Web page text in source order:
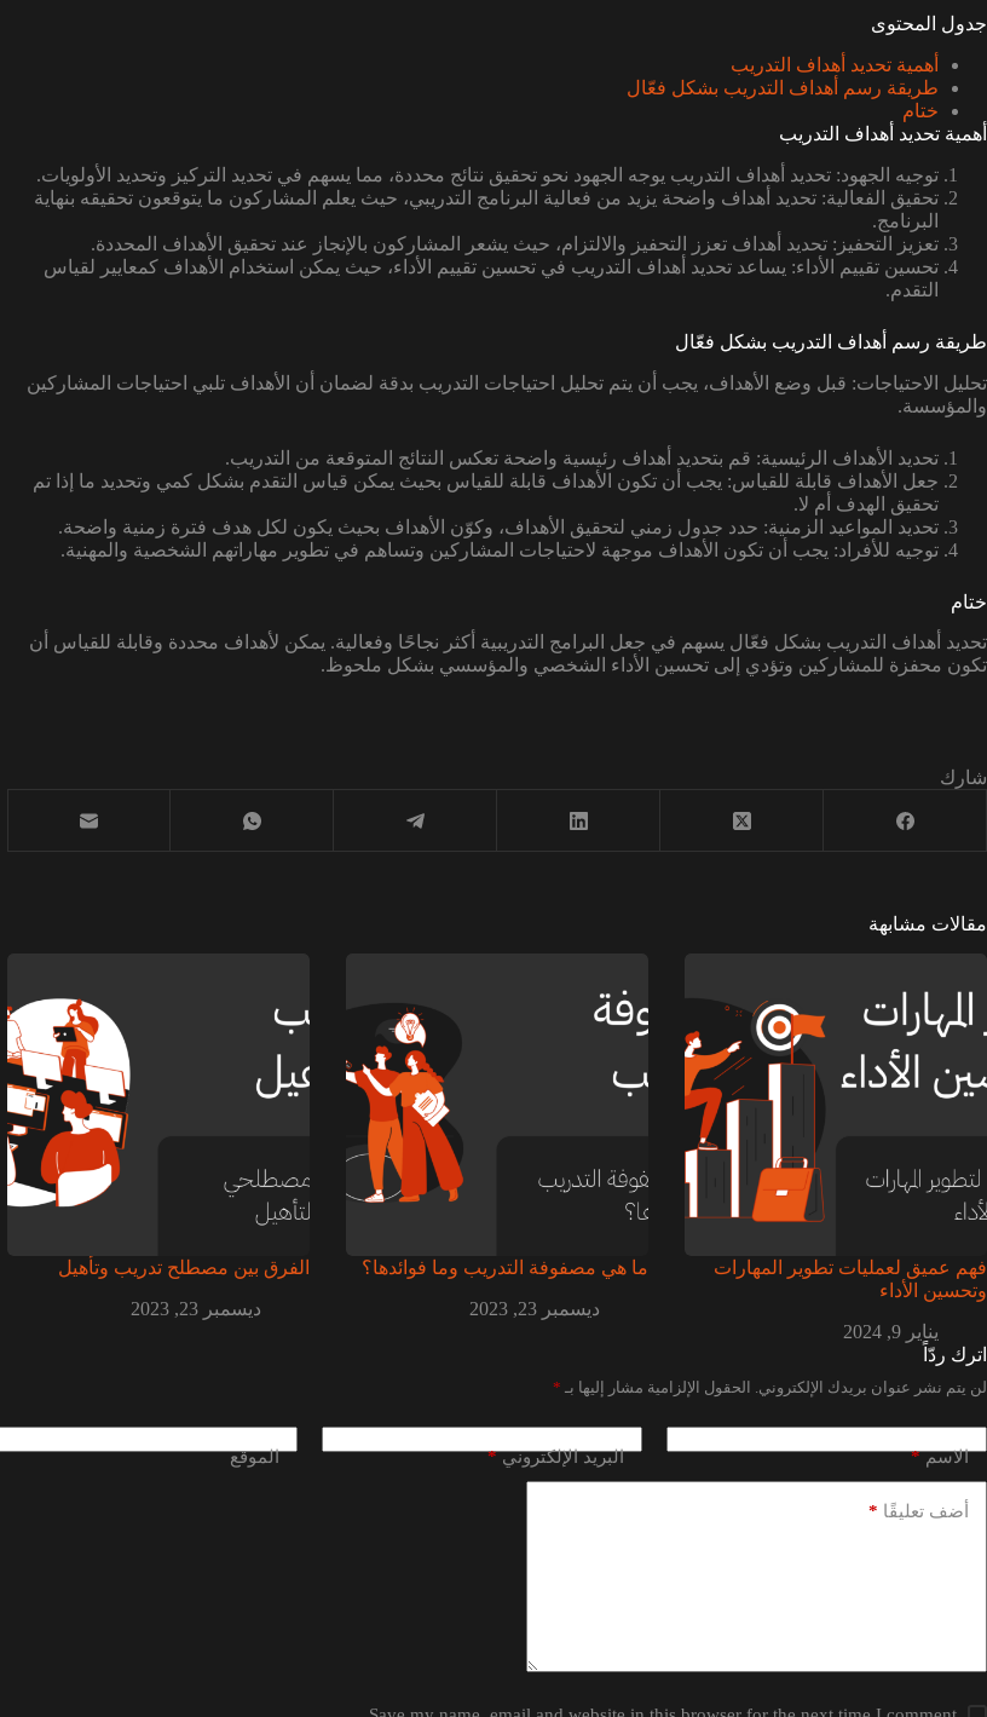
جدول المحتوى
أهمية تحديد أهداف التدريب
طريقة رسم أهداف التدريب بشكل فعّال
ختام
أهمية تحديد أهداف التدريب
توجيه الجهود: تحديد أهداف التدريب يوجه الجهود نحو تحقيق نتائج محددة، مما يسهم في تحديد التركيز وتحديد الأولويات.
تحقيق الفعالية: تحديد أهداف واضحة يزيد من فعالية البرنامج التدريبي، حيث يعلم المشاركون ما يتوقعون تحقيقه بنهاية
البرنامج.
تعزيز التحفيز: تحديد أهداف تعزز التحفيز والالتزام، حيث يشعر المشاركون بالإنجاز عند تحقيق الأهداف المحددة.
تحسين تقييم الأداء: يساعد تحديد أهداف التدريب في تحسين تقييم الأداء، حيث يمكن استخدام الأهداف كمعايير لقياس
التقدم.
طريقة رسم أهداف التدريب بشكل فعّال
تحليل الاحتياجات: قبل وضع الأهداف، يجب أن يتم تحليل احتياجات التدريب بدقة لضمان أن الأهداف تلبي احتياجات المشاركين
والمؤسسة.
تحديد الأهداف الرئيسية: قم بتحديد أهداف رئيسية واضحة تعكس النتائج المتوقعة من التدريب.
جعل الأهداف قابلة للقياس: يجب أن تكون الأهداف قابلة للقياس بحيث يمكن قياس التقدم بشكل كمي وتحديد ما إذا تم
تحقيق الهدف أم لا.
تحديد المواعيد الزمنية: حدد جدول زمني لتحقيق الأهداف، وكوّن الأهداف بحيث يكون لكل هدف فترة زمنية واضحة.
توجيه للأفراد: يجب أن تكون الأهداف موجهة لاحتياجات المشاركين وتساهم في تطوير مهاراتهم الشخصية والمهنية.
ختام
تحديد أهداف التدريب بشكل فعّال يسهم في جعل البرامج التدريبية أكثر نجاحًا وفعالية. يمكن لأهداف محددة وقابلة للقياس أن
تكون محفزة للمشاركين وتؤدي إلى تحسين الأداء الشخصي والمؤسسي بشكل ملحوظ.
شارك
مقالات مشابهة
فهم عميق لعمليات تطوير المهارات
وتحسين الأداء
يناير 9, 2024
ما هي مصفوفة التدريب وما فوائدها؟
ديسمبر 23, 2023
الفرق بين مصطلح تدريب وتأهيل
ديسمبر 23, 2023
اترك ردّاً
لن يتم نشر عنوان بريدك الإلكتروني. الحقول الإلزامية مشار إليها بـ *
الاسم* البريد الإلكتروني* الموقع
أضف تعليقًا *